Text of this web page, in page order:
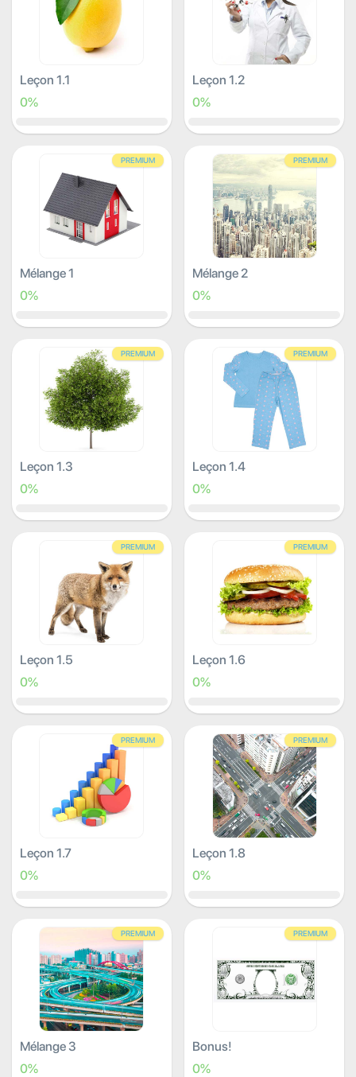
Leçon 1.1
0%
Leçon 1.2
0%
PREMIUM
Mélange 1
0%
PREMIUM
Mélange 2
0%
PREMIUM
Leçon 1.3
0%
PREMIUM
Leçon 1.4
0%
PREMIUM
Leçon 1.5
0%
PREMIUM
Leçon 1.6
0%
PREMIUM
Leçon 1.7
0%
PREMIUM
Leçon 1.8
0%
PREMIUM
Mélange 3
0%
PREMIUM
Bonus!
0%